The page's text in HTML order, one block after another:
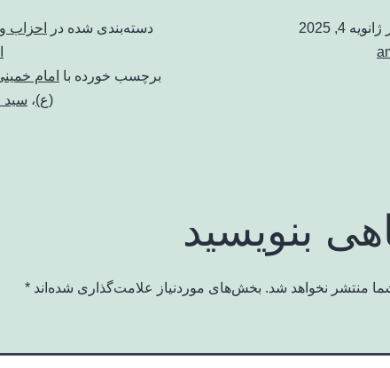
ژانویه 4, 2025
دسته‌بندی شده در احزاب
برچسب خورده با امام
(ع)،
بنویسید
منتشر نخواهد شد. بخش‌های موردنیاز علامت‌گذاری شده‌اند *